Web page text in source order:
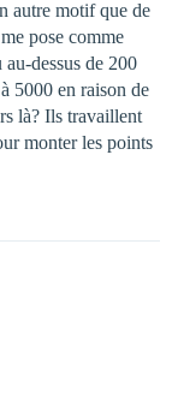
autre motif que de
pose comme
dessus de 200
5000 en raison de
là? Ils travaillent
monter les points